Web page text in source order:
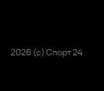
2026 (с) Спорт 24